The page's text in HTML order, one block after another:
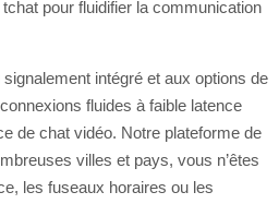
pour fluidifier la communication
intégré et aux options de
fluides à faible latence
de chat vidéo. Notre plateforme de
villes et pays, vous n’êtes
les fuseaux horaires ou les